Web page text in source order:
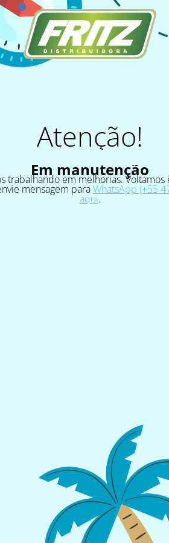
Atenção!
Em manutenção
trabalhando em melhorias. Voltamos
mensagem paraWhatsApp (+55
aqui.